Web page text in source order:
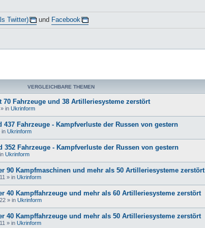
Twitter) und Facebook
VERGLEICHBARE THEMEN
Fahrzeuge und 38 Artilleriesysteme zerstört
» in Ukrinform
Fahrzeuge - Kampfverluste der Russen von gestern
in Ukrinform
Fahrzeuge - Kampfverluste der Russen von gestern
Ukrinform
90 Kampfmaschinen und mehr als 50 Artilleriesysteme zerstört
» in Ukrinform
40 Kampffahrzeuge und mehr als 60 Artilleriesysteme zerstört
» in Ukrinform
40 Kampffahrzeuge und mehr als 50 Artilleriesysteme zerstört
» in Ukrinform